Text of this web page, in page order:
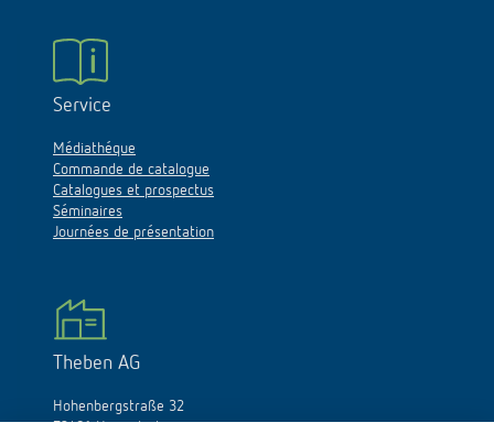
Service
Médiathéque
Commande de catalogue
Catalogues et prospectus
Séminaires
Journées de présentation
Theben AG
Hohenbergstraße 32